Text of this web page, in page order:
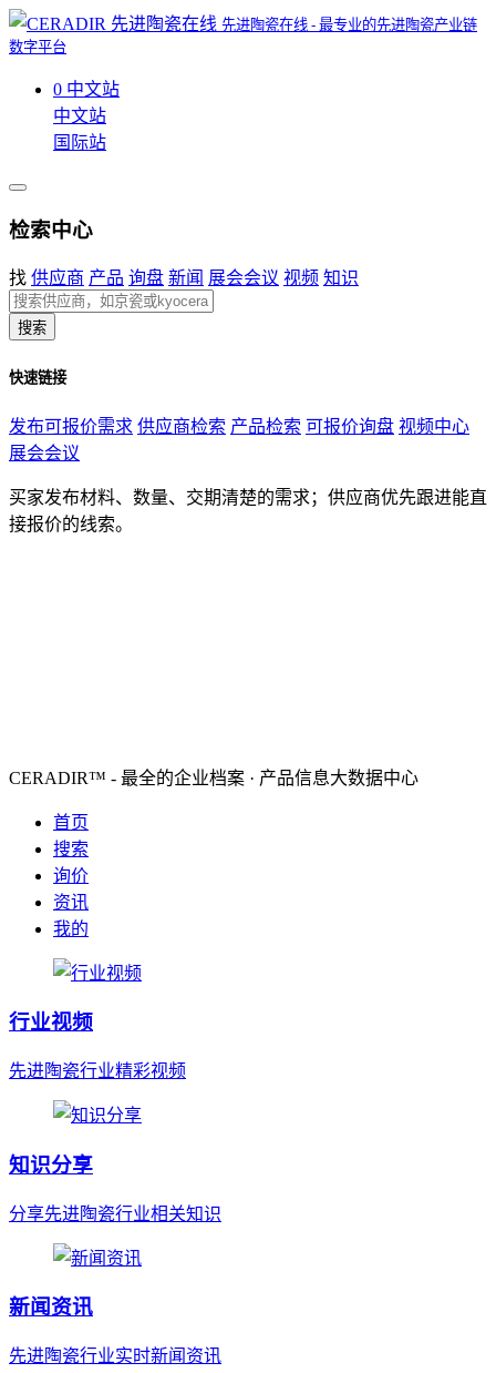
先进陶瓷在线 - 最专业的先进陶瓷产业链
数字平台
0 中文站
中文站
国际站
检索中心
找 供应商 产品 询盘 新闻 展会会议 视频 知识
搜索
快速链接
发布可报价需求 供应商检索 产品检索 可报价询盘 视频中心
展会会议
买家发布材料、数量、交期清楚的需求；供应商优先跟进能直
接报价的线索。
CERADIR™ - 最全的企业档案 · 产品信息大数据中心
首页
搜索
询价
资讯
我的
行业视频
先进陶瓷行业精彩视频
知识分享
分享先进陶瓷行业相关知识
新闻资讯
先进陶瓷行业实时新闻资讯